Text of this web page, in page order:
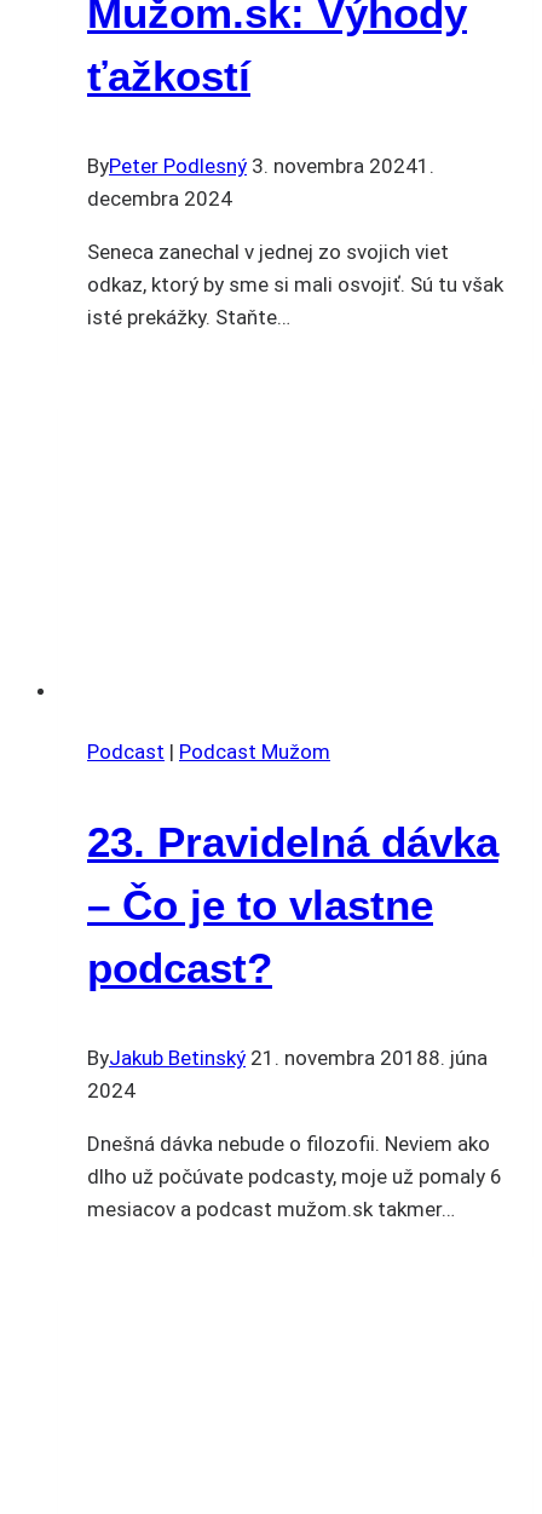
Mužom.sk: Výhody
ťažkostí
ByPeter Podlesný 3. novembra 20241.
decembra 2024
Seneca zanechal v jednej zo svojich viet
odkaz, ktorý by sme si mali osvojiť. Sú tu však
isté prekážky. Staňte…
Podcast | Podcast Mužom
23. Pravidelná dávka
– Čo je to vlastne
podcast?
ByJakub Betinský 21. novembra 20188. júna
2024
Dnešná dávka nebude o filozofii. Neviem ako
dlho už počúvate podcasty, moje už pomaly 6
mesiacov a podcast mužom.sk takmer…